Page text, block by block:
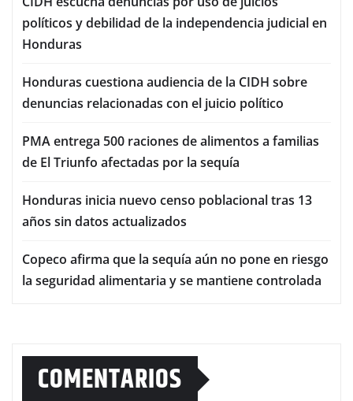
políticos y debilidad de la independencia judicial en
Honduras
Honduras cuestiona audiencia de la CIDH sobre
denuncias relacionadas con el juicio político
PMA entrega 500 raciones de alimentos a familias
de El Triunfo afectadas por la sequía
Honduras inicia nuevo censo poblacional tras 13
años sin datos actualizados
Copeco afirma que la sequía aún no pone en riesgo
la seguridad alimentaria y se mantiene controlada
COMENTARIOS